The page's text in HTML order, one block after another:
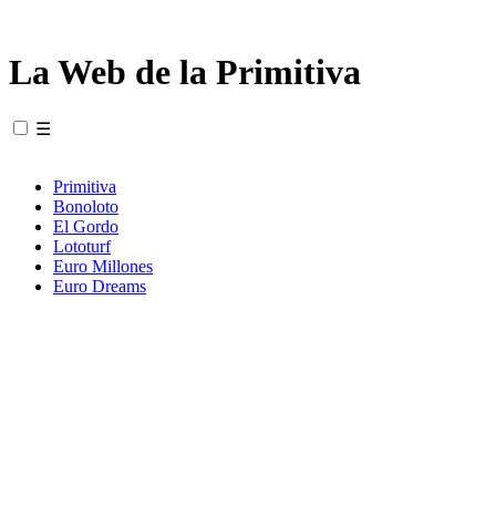
La Web de la Primitiva
☰
Primitiva
Bonoloto
El Gordo
Lototurf
Euro Millones
Euro Dreams